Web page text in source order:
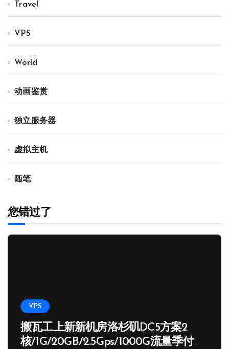
Travel
VPS
World
动画鉴赏
独立服务器
虚拟主机
随笔
您错过了
VPS
搬瓦工上新新机房洛杉矶DC5方案2
核/1G/20GB/2.5Gps/1000G流量季付